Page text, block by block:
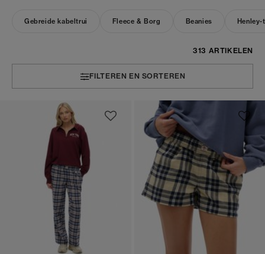
Gebreide kabeltrui Fleece & Borg Beanies
313 ARTIKELEN
FILTEREN EN SORTEREN